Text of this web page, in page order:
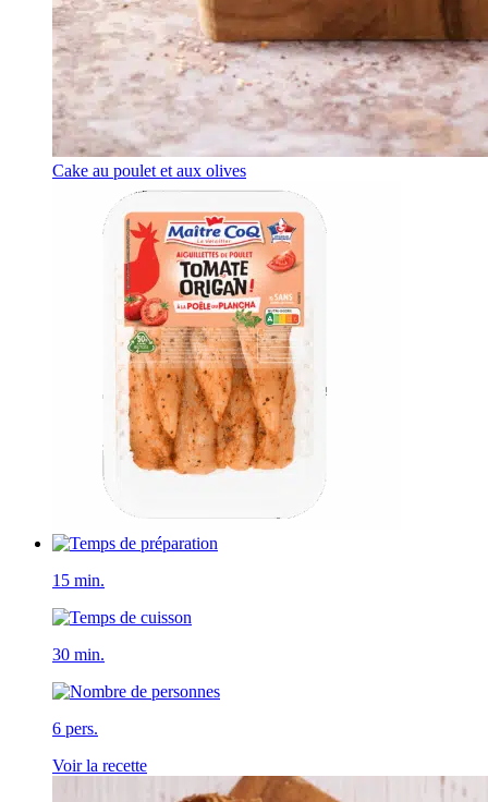
Cake au poulet et aux olives
15 min.
30 min.
6 pers.
Voir la recette